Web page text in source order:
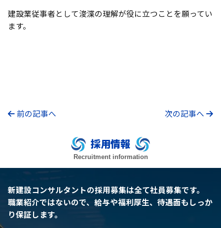
建設業従事者として浚渫の理解が役に立つことを願ってい
ます。
前の記事へ 次の記事へ
採用情報
Recruitment information
新建設コンサルタントの採用募集は全て社員募集です。
職業紹介ではないので、給与や福利厚生、待遇面もしっか
り保証します。